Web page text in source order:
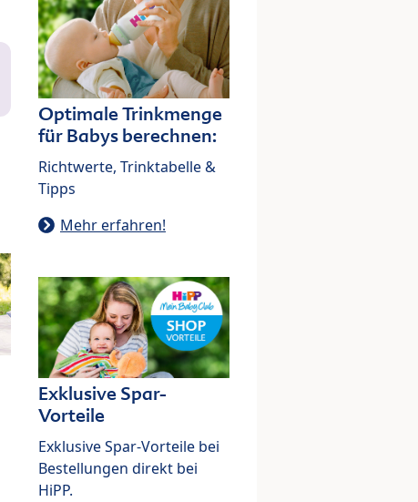
Optimale Trinkmenge
für Babys berechnen:
Richtwerte, Trinktabelle &
Tipps
Mehr erfahren!
Exklusive Spar-
Vorteile
Exklusive Spar-Vorteile bei
Bestellungen direkt bei
HiPP.